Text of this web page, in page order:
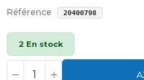
Référence 20400798
2 En stock